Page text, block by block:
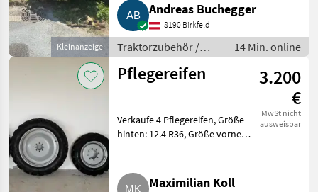
Kleinanzeige
Andreas Buchegger
8190 Birkfeld
Traktorzubehör /
Sonstiges
Traktorzubehör
14 Min. online
Pflegereifen
3.200
€
MwSt nicht
ausweisbar
Verkaufe 4 Pflegereifen, Größe
hinten: 12.4 R36, Größe vorne:
Maximilian Koll